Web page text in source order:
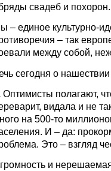
свадеб и
– единое культурно-
– так
между собой,
сегодня о
Оптимисты полагают,
видала и не
на 500-то
И – да:
Это – взгляд
и